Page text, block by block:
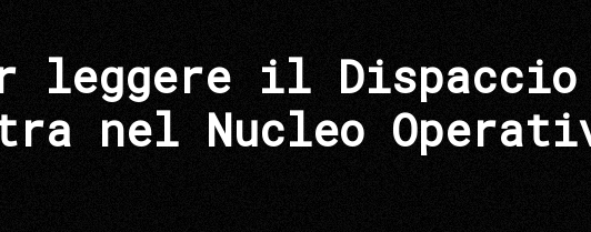
leggere il Dispaccio
nel Nucleo